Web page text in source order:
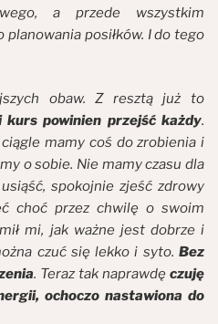
a przede wszystkim
planowania posiłków. I do tego
obaw. Z resztą już to
kurs powinien przejść każdy.
mamy coś do zrobienia i
o sobie. Nie mamy czasu dla
spokojnie zjeść zdrowy
choć przez chwilę o swoim
mi, jak ważne jest dobrze i
czuć się lekko i syto. Bez
. Teraz tak naprawdę czuję
ochoczo nastawiona do